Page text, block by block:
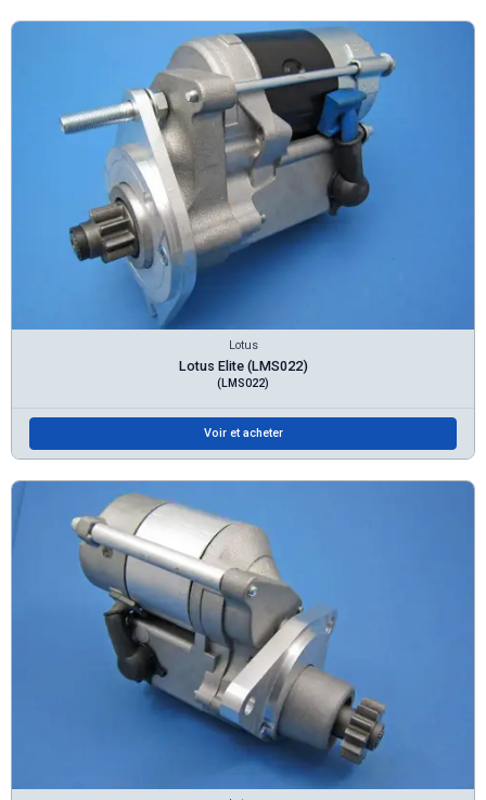
Lotus
Lotus Elite (LMS022)
(LMS022)
Voir et acheter